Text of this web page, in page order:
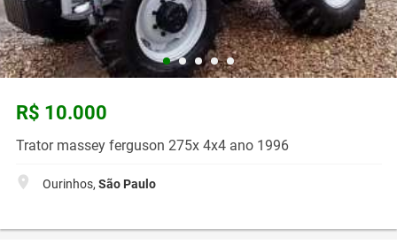
R$ 10.000
Trator massey ferguson 275x 4x4 ano 1996
Ourinhos, São Paulo